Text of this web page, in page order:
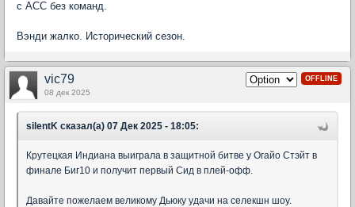
с АСС без команд.
Вэнди жалко. Исторический сезон.
OFFLINE
vic79
08 дек 2025
silentK сказал(а) 07 Дек 2025 - 18:05:
Крутецкая Индиана выиграла в защитной битве у Огайо Стэйт в
финале Биг10 и получит первый Сид в плей-офф.
Давайте пожелаем великому Дьюку удачи на селекшн шоу.